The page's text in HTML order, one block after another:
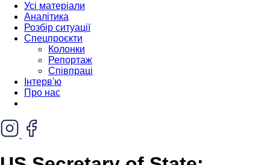
Усі матеріали
Аналітика
Розбір ситуації
Спецпроєкти
Колонки
Репортаж
Співпраці
Інтерв'ю
Про нас